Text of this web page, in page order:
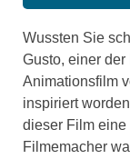
Wussten Sie
Gusto, einer
Animationsfilm
inspiriert
dieser Film eine
Filmemacher